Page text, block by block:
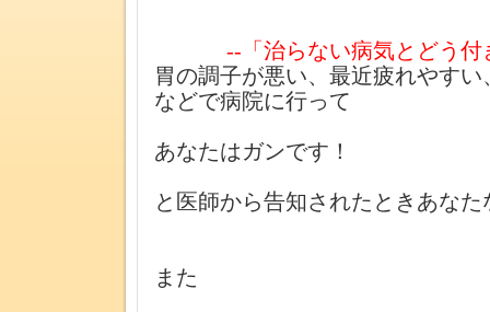
--「治らない病気とどう付
胃の調子が悪い、最近疲れやす
などで病院に行って
あなたはガンです！
と医師から告知されたときあな
また